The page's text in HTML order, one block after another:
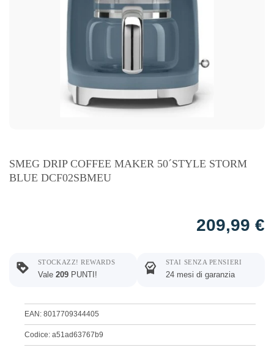
SMEG DRIP COFFEE MAKER 50´STYLE STORM
BLUE DCF02SBMEU
209,99 €
STOCKAZZ! REWARDS
Vale 209 PUNTI!
STAI SENZA PENSIERI
24 mesi di garanzia
EAN: 8017709344405
Codice: a51ad63767b9